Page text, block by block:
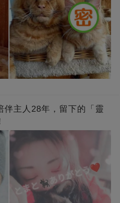
伴主人28年，留下的「靈